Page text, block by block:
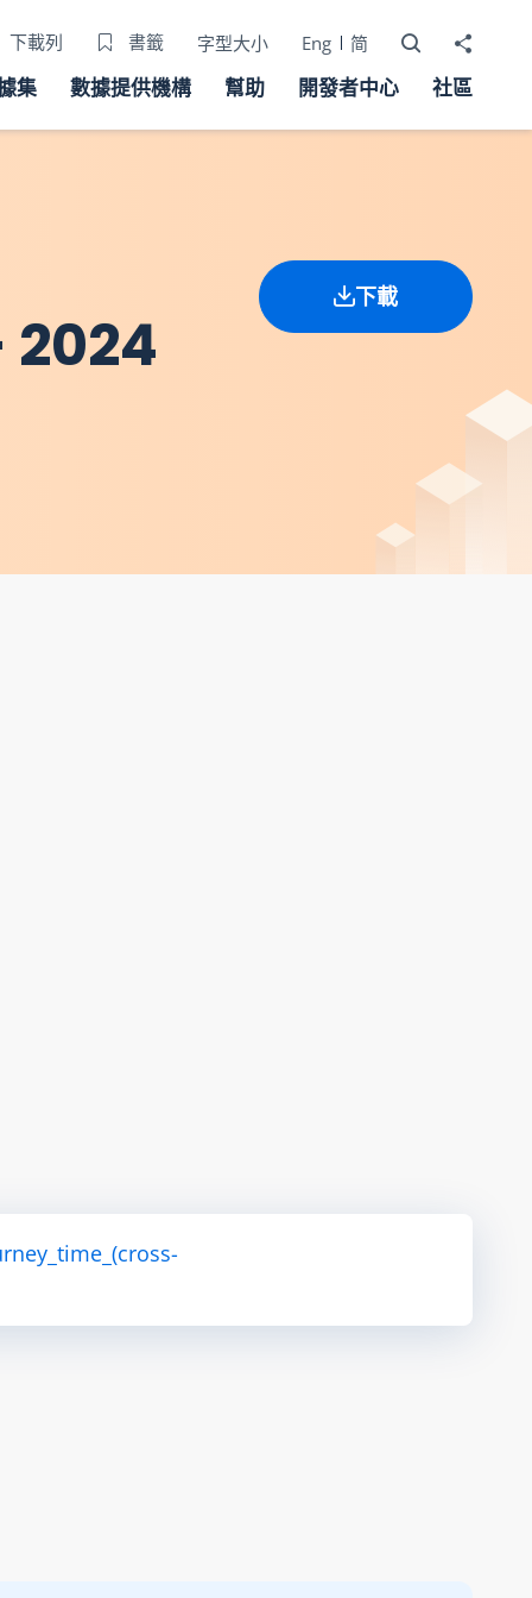
下載列 書籤 字型大小 Eng 简 打開搜尋器
分享至
集 數據提供機構 幫助 開發者中心 社區
2024
下載